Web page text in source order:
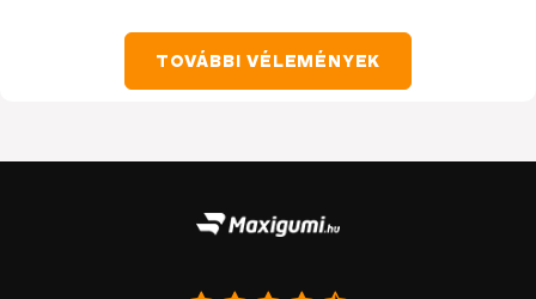
TOVÁBBI VÉLEMÉNYEK